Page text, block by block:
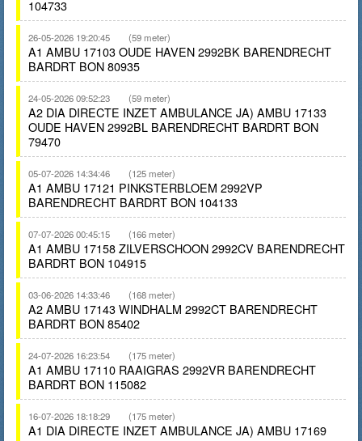
104733
26-05-2026 19:20:45 (59 meter)
A1 AMBU 17103 OUDE HAVEN 2992BK BARENDRECHT
BARDRT BON 80935
24-05-2026 09:52:23 (59 meter)
A2 DIA DIRECTE INZET AMBULANCE JA) AMBU 17133
OUDE HAVEN 2992BL BARENDRECHT BARDRT BON
79470
05-07-2026 14:34:46 (125 meter)
A1 AMBU 17121 PINKSTERBLOEM 2992VP
BARENDRECHT BARDRT BON 104133
07-07-2026 00:45:15 (166 meter)
A1 AMBU 17158 ZILVERSCHOON 2992CV BARENDRECHT
BARDRT BON 104915
03-06-2026 14:33:46 (168 meter)
A2 AMBU 17143 WINDHALM 2992CT BARENDRECHT
BARDRT BON 85402
24-07-2026 16:23:54 (175 meter)
A1 AMBU 17110 RAAIGRAS 2992VR BARENDRECHT
BARDRT BON 115082
16-07-2026 18:18:29 (175 meter)
A1 DIA DIRECTE INZET AMBULANCE JA) AMBU 17169